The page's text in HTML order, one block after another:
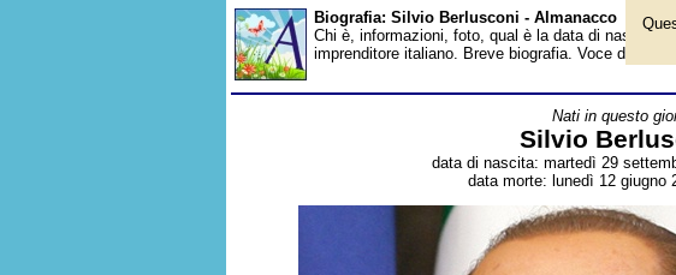
Biografia: Silvio Berlusconi - Almanacco
Chi è, informazioni, foto, qual è la data di nascita,
imprenditore italiano. Breve biografia. Voce
Nati in questo
Silvio
data di nascita: martedì 29
data morte: lunedì 12 giugno